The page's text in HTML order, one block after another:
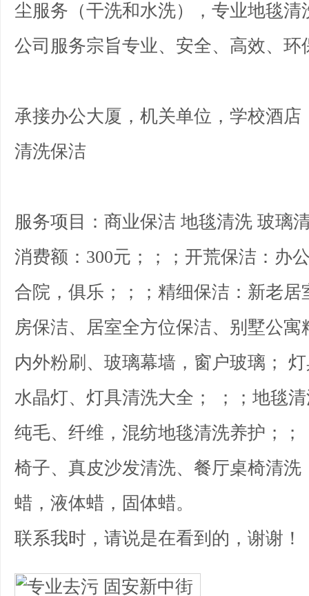
尘服务（干洗和水洗），专业地毯
公司服务宗旨专业、安全、高效、
承接办公大厦，机关单位，学校酒
清洗保洁
服务项目：商业保洁 地毯清洗 玻璃
消费额：300元；；；开荒保洁：办
合院，俱乐；；；精细保洁：新老
房保洁、居室全方位保洁、别墅公
内外粉刷、玻璃幕墙，窗户玻璃；
水晶灯、灯具清洗大全； ；；地毯
纯毛、纤维，混纺地毯清洗养护；
椅子、真皮沙发清洗、餐厅桌椅清
蜡，液体蜡，固体蜡。
联系我时，请说是在看到的，谢谢！